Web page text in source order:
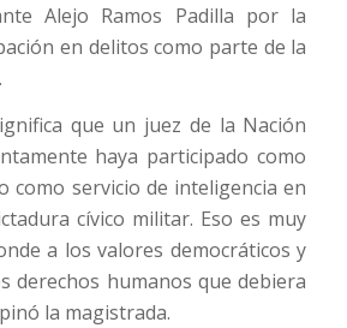
Alejo Ramos Padilla por la
en delitos como parte de la
que un juez de la Nación
haya participado como
como servicio de inteligencia en
cívico militar. Eso es muy
a los valores democráticos y
derechos humanos que debiera
la magistrada.